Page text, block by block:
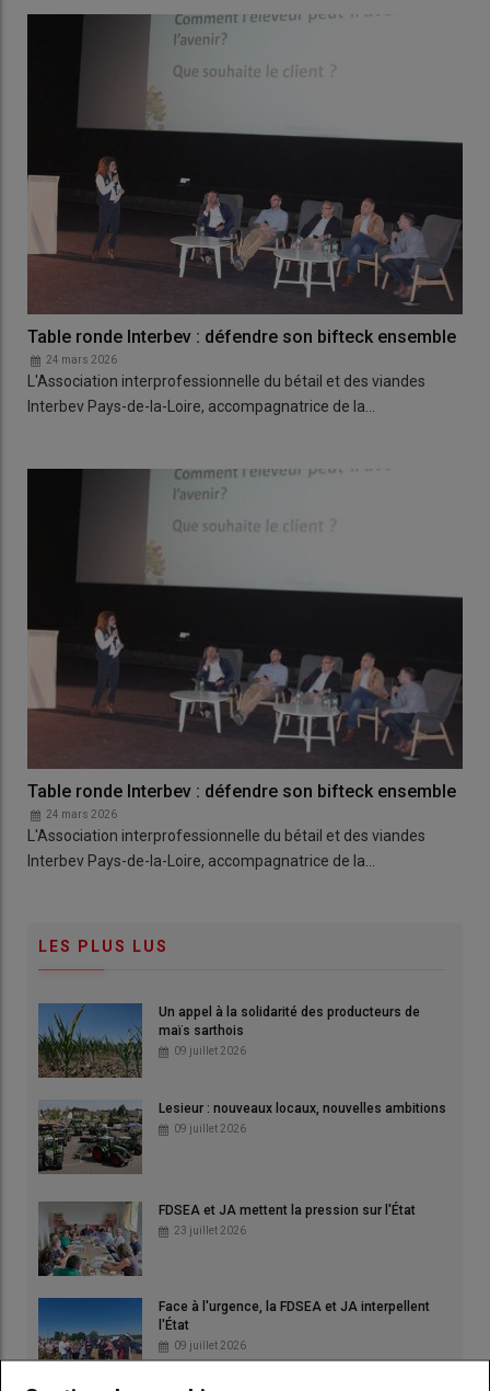
Table ronde Interbev : défendre son bifteck ensemble
24 mars 2026
L'Association interprofessionnelle du bétail et des viandes
Interbev Pays-de-la-Loire, accompagnatrice de la…
Table ronde Interbev : défendre son bifteck ensemble
24 mars 2026
L'Association interprofessionnelle du bétail et des viandes
Interbev Pays-de-la-Loire, accompagnatrice de la…
LES PLUS LUS
Un appel à la solidarité des producteurs de
maïs sarthois
09 juillet 2026
Lesieur : nouveaux locaux, nouvelles ambitions
09 juillet 2026
FDSEA et JA mettent la pression sur l'État
23 juillet 2026
Face à l'urgence, la FDSEA et JA interpellent
l'État
09 juillet 2026